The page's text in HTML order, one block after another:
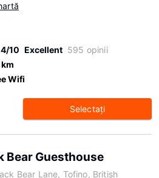
10 Excellent 595 opinii
km
Wifi
Selectaţi
Bear Guesthouse
Bear Lane, Tofino, British